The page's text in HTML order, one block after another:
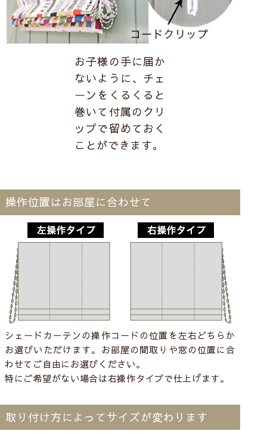
お子様の手に届か
ないように、チェ
ーンをくるくると
巻いて付属のクリ
ップで留めておく
ことができます。
操作位置はお部屋に合わせて
シェードカーテンの操作コードの位置を左右どちらか
お選びいただけます。お部屋の間取りや窓の位置に合
わせてご自由にお選びください。
特にご希望がない場合は右操作タイプで仕上げます。
取り付け方によってサイズが変わります